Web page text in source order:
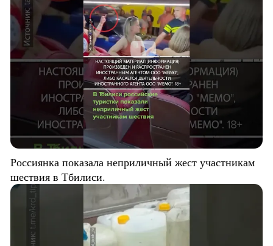
Россиянка показала неприличный жест участникам
шествия в Тбилиси.